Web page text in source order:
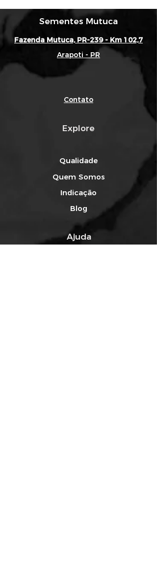
Contato
Indicação
Blog
Arapoti - PR
Qualidade
Fazenda Mutuca, PR-239 - Km 102,7
Quem Somos
Sementes Mutuca
Explore
Ajuda